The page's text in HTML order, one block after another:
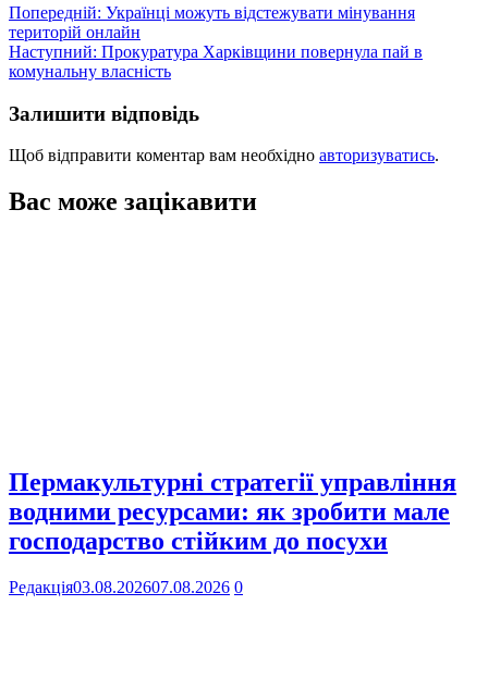
Навігація
записів
Попередній: Українці можуть відстежувати мінування
територій онлайн
Наступний: Прокуратура Харківщини повернула пай в
комунальну власність
Залишити відповідь
Щоб відправити коментар вам необхідно авторизуватись.
Вас може зацікавити
Пермакультурні стратегії управління
водними ресурсами: як зробити мале
господарство стійким до посухи
Редакція03.08.202607.08.2026 0